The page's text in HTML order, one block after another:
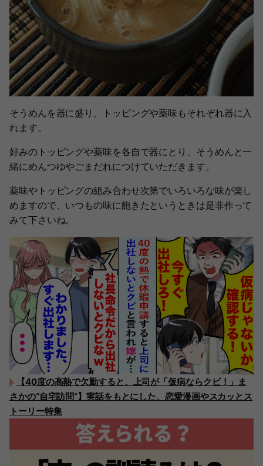
そうめんを器に盛り、トッピングや薬味もそれぞれ器に入
れます。
好みのトッピングや薬味を各自で器にとり、そうめんと一
緒にめんつゆやごまだれにつけていただきます。
薬味やトッピングの組み合わせ次第でいろいろな味が楽し
めますので、いつもの味に飽きたというときは是非作って
みて下さいね。
【40度の高熱で欠勤すると、上司が「仮病ならクビ！」ま
さかの“自宅訪問”】実話をもとにした、恋愛漫画やスカッとス
トーリー特集